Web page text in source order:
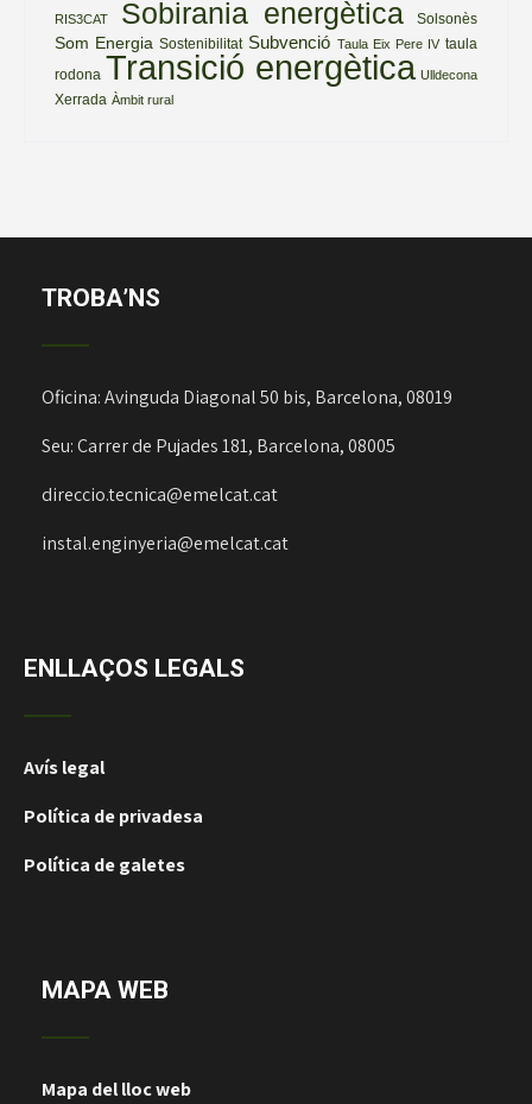
RIS3CAT Sobirania energètica Solsonès
Som Energia Sostenibilitat Subvenció Taula Eix Pere IV taula
rodona Transició energètica Ulldecona
Xerrada Àmbit rural
TROBA’NS
Oficina: Avinguda Diagonal 50 bis, Barcelona, 08019
Seu: Carrer de Pujades 181, Barcelona, 08005
direccio.tecnica@emelcat.cat
instal.enginyeria@emelcat.cat
ENLLAÇOS LEGALS
Avís legal
Política de privadesa
Política de galetes
MAPA WEB
Mapa del lloc web